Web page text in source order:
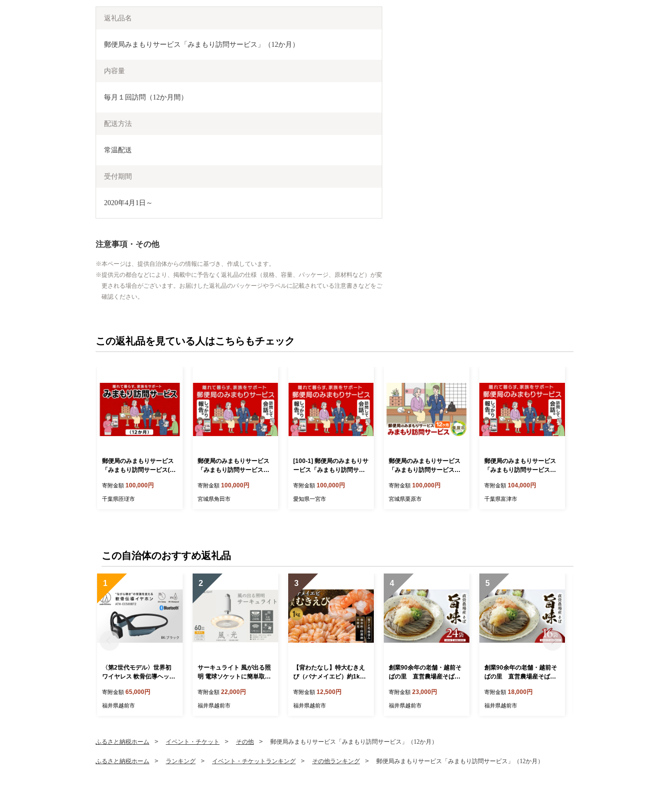
返礼品名
郵便局みまもりサービス「みまもり訪問サービス」（12か月）
内容量
毎月１回訪問（12か月間）
配送方法
常温配送
受付期間
2020年4月1日～
注意事項・その他
本ページは、提供自治体からの情報に基づき、作成しています。
提供元の都合などにより、掲載中に予告なく返礼品の仕様（規格、容量、パッケージ、原材料など）が変
更される場合がございます。お届けした返礼品のパッケージやラベルに記載されている注意書きなどをご
確認ください。
この返礼品を見ている人はこちらもチェック
郵便局のみまもりサービス
「みまもり訪問サービス(１
寄附金額 100,000円
千葉県匝瑳市
郵便局のみまもりサービス
「みまもり訪問サービス」
寄附金額 100,000円
宮城県角田市
[100-1] 郵便局のみまもりサ
ービス「みまもり訪問サー
寄附金額 100,000円
愛知県一宮市
郵便局のみまもりサービス
「みまもり訪問サービス」1
寄附金額 100,000円
宮城県栗原市
郵便局のみまもりサービス
「みまもり訪問サービス」
寄附金額 104,000円
千葉県富津市
この自治体のおすすめ返礼品
1
〈第2世代モデル〉世界初
ワイヤレス 軟骨伝導ヘッド
ラック） オーディオテクニ
カ
寄附金額 65,000円
福井県越前市
2
サーキュライト 風が出る照
明 電球ソケットに簡単取付
シャ】
寄附金額 22,000円
福井県越前市
3
【背わたなし】特大むきえ
び（バナメイエビ）約1kg
背ワタ無し
寄附金額 12,500円
福井県越前市
4
創業90余年の老舗・越前そ
ばの里 直営農場産そば
寄附金額 23,000円
福井県越前市
5
創業90余年の老舗・越前そ
ばの里 直営農場産そば
寄附金額 18,000円
福井県越前市
ふるさと納税ホーム イベント・チケット その他 郵便局みまもりサービス「みまもり訪問サービス」（12か月）
ふるさと納税ホーム ランキング イベント・チケットランキング その他ランキング 郵便局みまもりサービス「みまもり訪問サービス」（12か月）